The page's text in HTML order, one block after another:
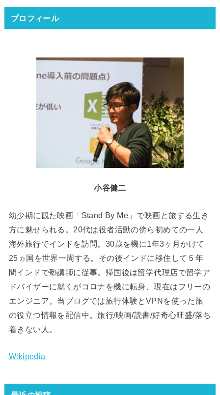
プロフィール
小谷健二
幼少期に観た映画「Stand By Me」で映画と旅する生き
方に魅せられる。20代は役者活動の傍ら初めての一人
海外旅行でインドを訪問。30歳を機に1年3ヶ月かけて
25ヵ国を世界一周する。その後インドに移住して５年
間インドで塾講師に従事。帰国後は留学代理店で留学ア
ドバイザーに就くがコロナを機に転身、現在はフリーの
エンジニア。当ブログでは旅行体験とVPNを使った旅
の役立つ情報を配信中。旅行/映画/読書/好奇心旺盛/落ち
着きない人。
Wikipedia